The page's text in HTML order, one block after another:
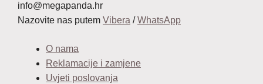
info@megapanda.hr
Nazovite nas putem Vibera / WhatsApp
O nama
Reklamacije i zamjene
Uvjeti poslovanja